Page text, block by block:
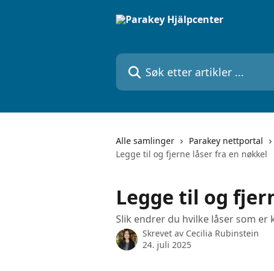
Søk etter artikler ...
Alle samlinger Parakey nettportal
Legge til og fjerne låser fra en nøkkel
Legge til og
Slik endrer du hvilke låser som er
Skrevet av Cecilia Rubinstein
24. juli 2025